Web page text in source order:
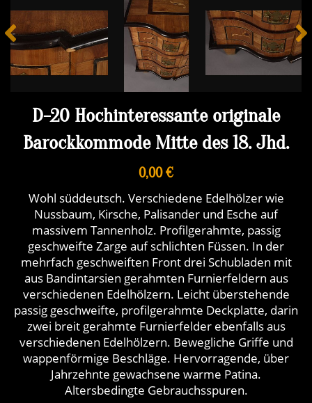
D-20 Hochinteressante originale
Barockkommode Mitte des 18. Jhd.
0,00 €
Wohl süddeutsch. Verschiedene Edelhölzer wie
Nussbaum, Kirsche, Palisander und Esche auf
massivem Tannenholz. Profilgerahmte, passig
geschweifte Zarge auf schlichten Füssen. In der
mehrfach geschweiften Front drei Schubladen mit
aus Bandintarsien gerahmten Furnierfeldern aus
verschiedenen Edelhölzern. Leicht überstehende
passig geschweifte, profilgerahmte Deckplatte, darin
zwei breit gerahmte Furnierfelder ebenfalls aus
verschiedenen Edelhölzern. Bewegliche Griffe und
wappenförmige Beschläge. Hervorragende, über
Jahrzehnte gewachsene warme Patina.
Altersbedingte Gebrauchsspuren.